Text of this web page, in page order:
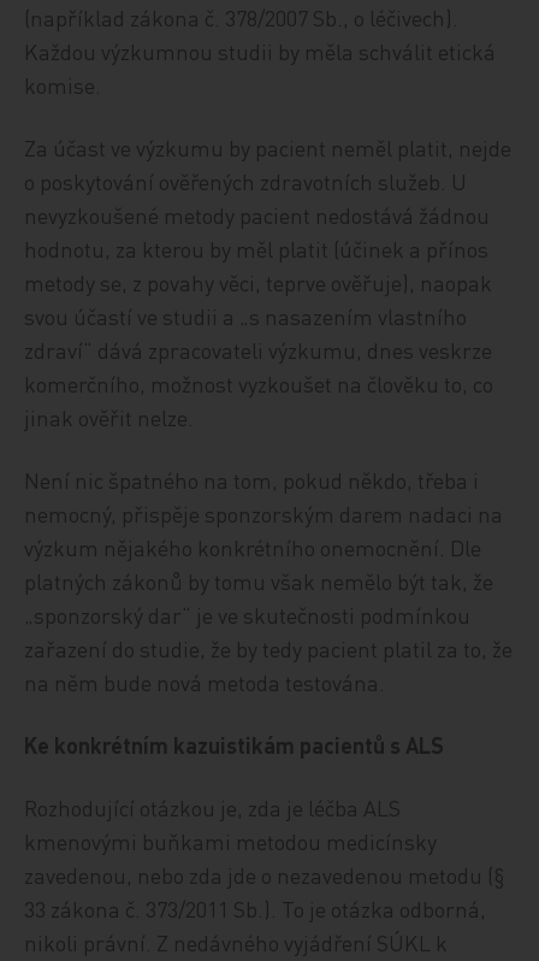
(například zákona č. 378/2007 Sb., o léčivech).
Každou výzkumnou studii by měla schválit etická
komise.
Za účast ve výzkumu by pacient neměl platit, nejde
o poskytování ověřených zdravotních služeb. U
nevyzkoušené metody pacient nedostává žádnou
hodnotu, za kterou by měl platit (účinek a přínos
metody se, z povahy věci, teprve ověřuje), naopak
svou účastí ve studii a „s nasazením vlastního
zdraví“ dává zpracovateli výzkumu, dnes veskrze
komerčního, možnost vyzkoušet na člověku to, co
jinak ověřit nelze.
Není nic špatného na tom, pokud někdo, třeba i
nemocný, přispěje sponzorským darem nadaci na
výzkum nějakého konkrétního onemocnění. Dle
platných zákonů by tomu však nemělo být tak, že
„sponzorský dar“ je ve skutečnosti podmínkou
zařazení do studie, že by tedy pacient platil za to, že
na něm bude nová metoda testována.
Ke konkrétním kazuistikám pacientů s ALS
Rozhodující otázkou je, zda je léčba ALS
kmenovými buňkami metodou medicínsky
zavedenou, nebo zda jde o nezavedenou metodu (§
33 zákona č. 373/2011 Sb.). To je otázka odborná,
nikoli právní. Z nedávného vyjádření SÚKL k